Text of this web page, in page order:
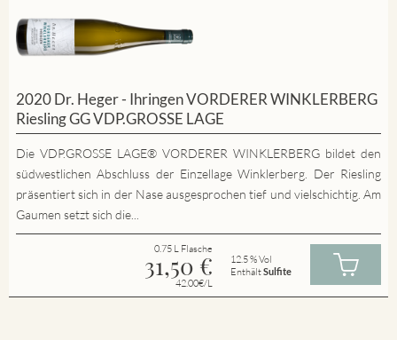
2020 Dr. Heger - Ihringen VORDERER WINKLERBERG
Riesling GG VDP.GROSSE LAGE
Die VDP.GROSSE LAGE® VORDERER WINKLERBERG bildet den
südwestlichen Abschluss der Einzellage Winklerberg. Der Riesling
präsentiert sich in der Nase ausgesprochen tief und vielschichtig. Am
Gaumen setzt sich die...
0.75 L Flasche
31,50 €
42.00€/L
12.5 % Vol
EnthältSulfite